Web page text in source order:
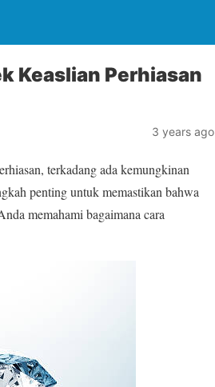
Keaslian Perhiasan
3 years ago
terkadang ada kemungkinan
penting untuk memastikan bahwa
memahami bagaimana cara